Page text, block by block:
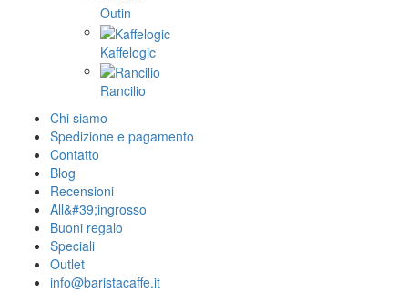
Outin
Kaffelogic
Rancilio
Chi siamo
Spedizione e pagamento
Contatto
Blog
Recensioni
All&#39;ingrosso
Buoni regalo
Speciali
Outlet
info@baristacaffe.it